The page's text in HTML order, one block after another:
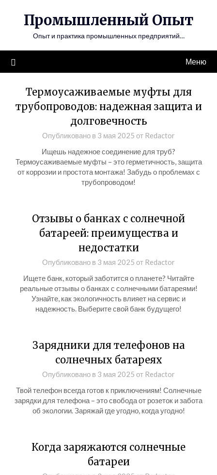
содержимому
Промышленный Опыт
Опыт и практика промышленных предприятий…
Меню
Термоусаживаемые муфты для
трубопроводов: надежная защита и
долговечность
Опубликовано в 3 мая 2025 от Redactor
Ищешь надежное соединение для труб?
Термоусаживаемые муфты – это герметичность, защита
от коррозии и простота монтажа! Забудь о проблемах с
трубопроводом!
Отзывы о банках с солнечной
батареей: преимущества и
недостатки
Опубликовано в 3 мая 2025 от Redactor
Ищете банк, который заботится о планете? Читайте
реальные отзывы о банках с солнечными батареями!
Узнайте, как экологичность влияет на сервис и
надежность. Выберите свой банк будущего!
Зарядники для телефонов на
солнечных батареях
Опубликовано в 3 мая 2025 от Redactor
Твой телефон всегда готов к приключениям! Солнечные
зарядки для телефона – это свобода от розеток и забота
об экологии. Заряжай где угодно, когда угодно!
Когда заряжаются солнечные
батареи